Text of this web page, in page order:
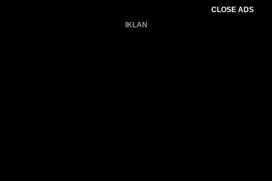
CLOSE ADS
IKLAN